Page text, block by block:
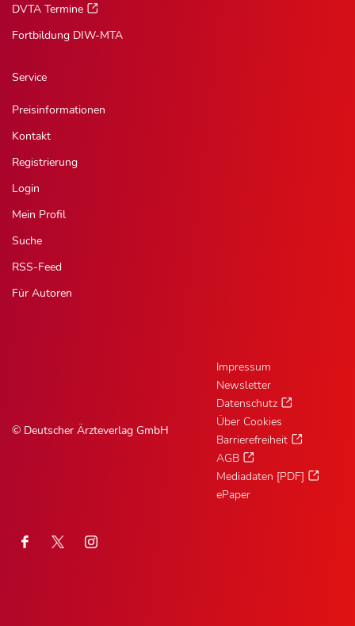
DVTA Termine
Fortbildung DIW-MTA
Service
Preisinformationen
Kontakt
Registrierung
Login
Mein Profil
Suche
RSS-Feed
Für Autoren
© Deutscher Ärzteverlag GmbH
Impressum
Newsletter
Datenschutz
Über Cookies
Barrierefreiheit
AGB
Mediadaten [PDF]
ePaper